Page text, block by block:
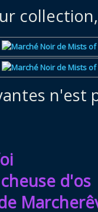
n'est
d'os